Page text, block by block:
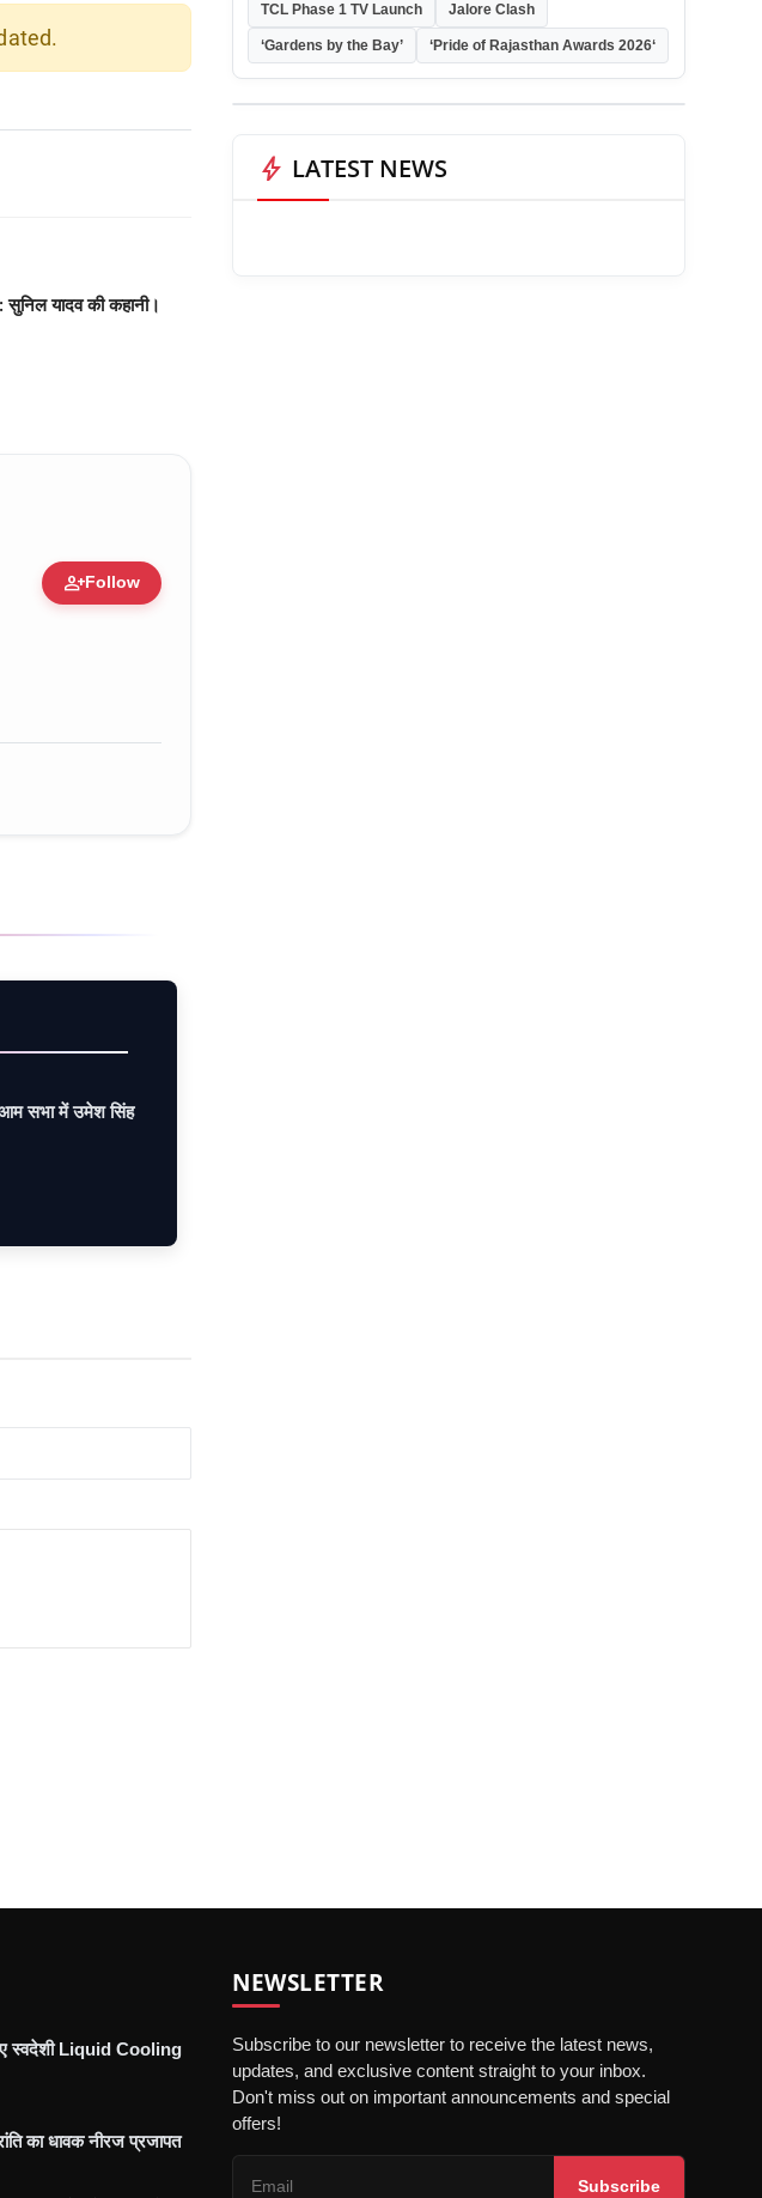
यादव की कहानी।
person_addFollow
आम सभा में उमेश सिंह
TCL Phase 1 TV Launch Jalore Clash
‘Gardens by the Bay’ ‘Pride of Rajasthan Awards 2026‘
bolt LATEST NEWS
स्वदेशी Liquid Cooling
का धावक नीरज प्रजापत
NEWSLETTER
Subscribe to our newsletter to receive the latest news,
updates, and exclusive content straight to your inbox.
Don't miss out on important announcements and special
offers!
Subscribe